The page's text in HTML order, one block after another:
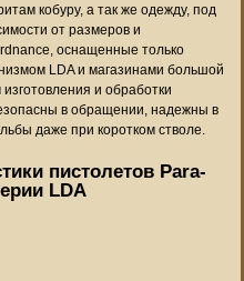
кобуру, а так же одежду, под
от размеров и
оснащенные только
LDA и магазинами большой
и обработки
в обращении, надежны в
даже при коротком стволе.
пистолетов Para-
LDA